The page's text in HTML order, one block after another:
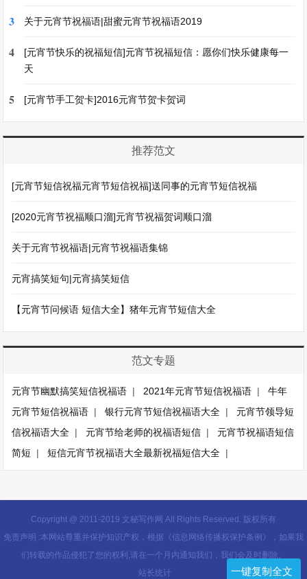
3 关于元宵节祝福语|甜蜜元宵节祝福语2019
4
[元宵节快乐的祝福短信]元宵节祝福短信：愿你们快乐健康每一
天
5 [元宵节手工贺卡]2016元宵节贺卡贺词
推荐范文
[元宵节短信祝福元宵节短信祝福]送同事的元宵节短信祝福
[2020元宵节祝福顺口溜]元宵节祝福贺词顺口溜
关于元宵节祝福语|元宵节祝福语集锦
元宵搞笑短句|元宵搞笑短信
【元宵节问候语 短信大全】猪年元宵节短信大全
范文专题
元宵节幽默搞笑短信祝福语 | 2021年元宵节短信祝福语 |牛年
元宵节短信祝福语 |银行元宵节短信祝福语大全 | 元宵节领导短
信祝福语大全 | 元宵节给老师的祝福语短信 | 元宵节祝福语短信
简短 |短信元宵节祝福语大全最新祝福短信大全 |
Copyright @ 2011-2019 文秘写作网 All Rights Reserved. 版权所有
免责声明 :本网站尊重并保护知识产权，根据《信息网络传播权保护条例》，如果我
们转载的作品侵犯了您的权利,请在一个月内通知我们，我们会及时删除。
站长统计
一键复制全文